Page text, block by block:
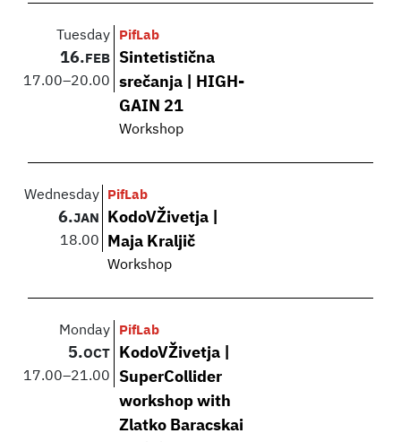
Tuesday
16. FEB
17.00–20.00
PifLab
Sintetistična
srečanja | HIGH-
GAIN 21
Workshop
Wednesday
6.JAN
18.00
PifLab
KodoVŽivetja |
Maja Kraljič
Workshop
Monday
5.OCT
17.00–21.00
PifLab
KodoVŽivetja |
SuperCollider
workshop with
Zlatko Baracskai